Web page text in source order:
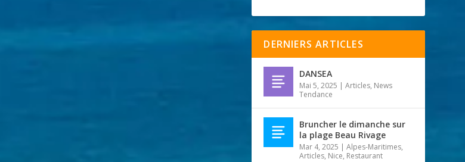
DERNIERS ARTICLES
DANSEA
Mai 5, 2025 |Articles, News
Tendance
Bruncher le dimanche sur
la plage Beau Rivage
Mar 4, 2025 |Alpes-Maritimes,
Articles, Nice, Restaurant